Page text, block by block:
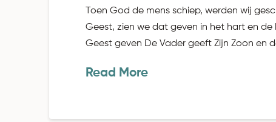
Toen God de mens schiep, werden wij
Geest, zien we dat geven in het hart en
Geest geven De Vader geeft Zijn Zoon en
Read More